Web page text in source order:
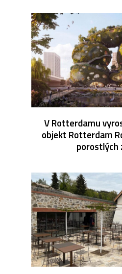
V Rotterdamu
objekt Rotterdam
porostlých